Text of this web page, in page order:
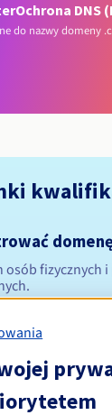
Ochrona DNS
do nazwy domeny
fizycznych
i